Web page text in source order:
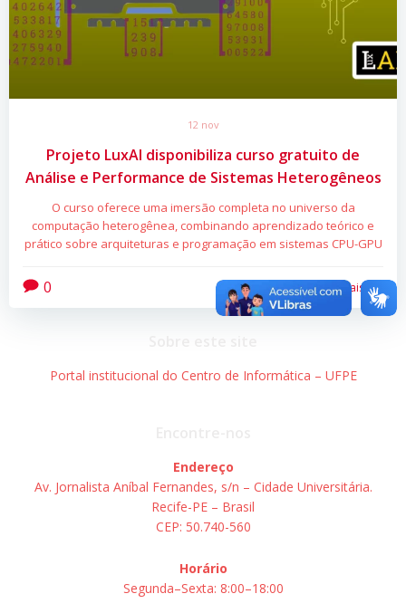
12 nov
Projeto LuxAI disponibiliza curso gratuito de
Análise e Performance de Sistemas Heterogêneos
O curso oferece uma imersão completa no universo da
computação heterogênea, combinando aprendizado teórico e
prático sobre arquiteturas e programação em sistemas CPU-GPU
0 Leia mais
Portal institucional do Centro de Informática – UFPE
Endereço
Av. Jornalista Aníbal Fernandes, s/n – Cidade Universitária.
Recife-PE – Brasil
CEP: 50.740-560
Horário
Segunda–Sexta: 8:00–18:00